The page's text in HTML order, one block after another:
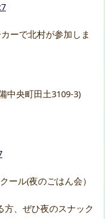
ーで北村が参加しま
中央町田土3109-3)
ール(夜のごはん会）
、ぜひ夜のスナック